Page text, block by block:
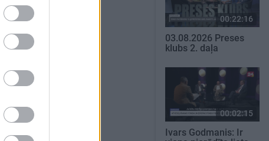
00:22:16
03.08.2026 Preses
klubs 2. daļa
00:02:15
Ivars Godmanis: Ir